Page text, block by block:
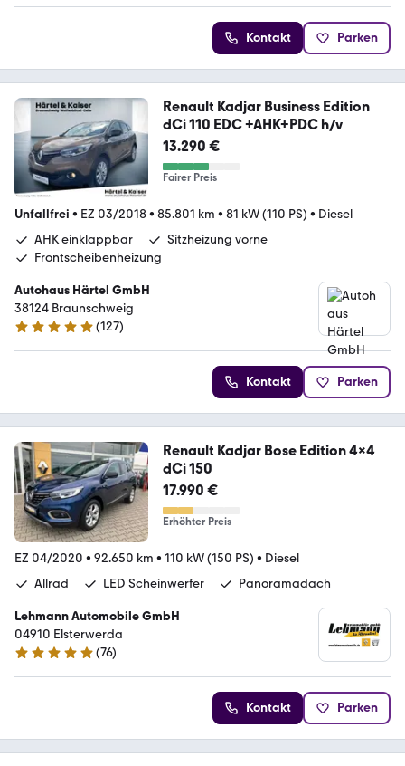
Kontakt Parken
Renault Kadjar Business Edition
dCi 110 EDC +AHK+PDC h/v
13.290 €
Fairer Preis
Unfallfrei • EZ 03/2018• 85.801 km • 81 kW (110 PS) • Diesel
AHK einklappbar
Sitzheizung vorne
Frontscheibenheizung
Autohaus Härtel GmbH
38124 Braunschweig
5 Sterne
(127)
Kontakt Parken
Renault Kadjar Bose Edition 4x4
dCi 150
17.990 €
Erhöhter Preis
EZ 04/2020 • 92.650 km • 110 kW (150 PS) • Diesel
Allrad
LED Scheinwerfer Panoramadach
Lehmann Automobile GmbH
04910 Elsterwerda
5 Sterne
(76)
Kontakt Parken